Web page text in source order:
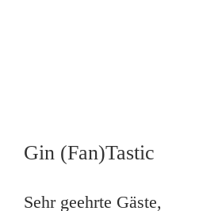
Gin (Fan)Tastic
Sehr geehrte Gäste,